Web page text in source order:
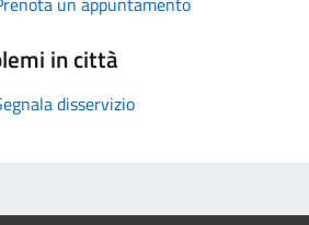
in città
disservizio